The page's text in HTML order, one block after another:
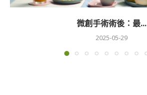
微創手術術後：最...
2025-05-29